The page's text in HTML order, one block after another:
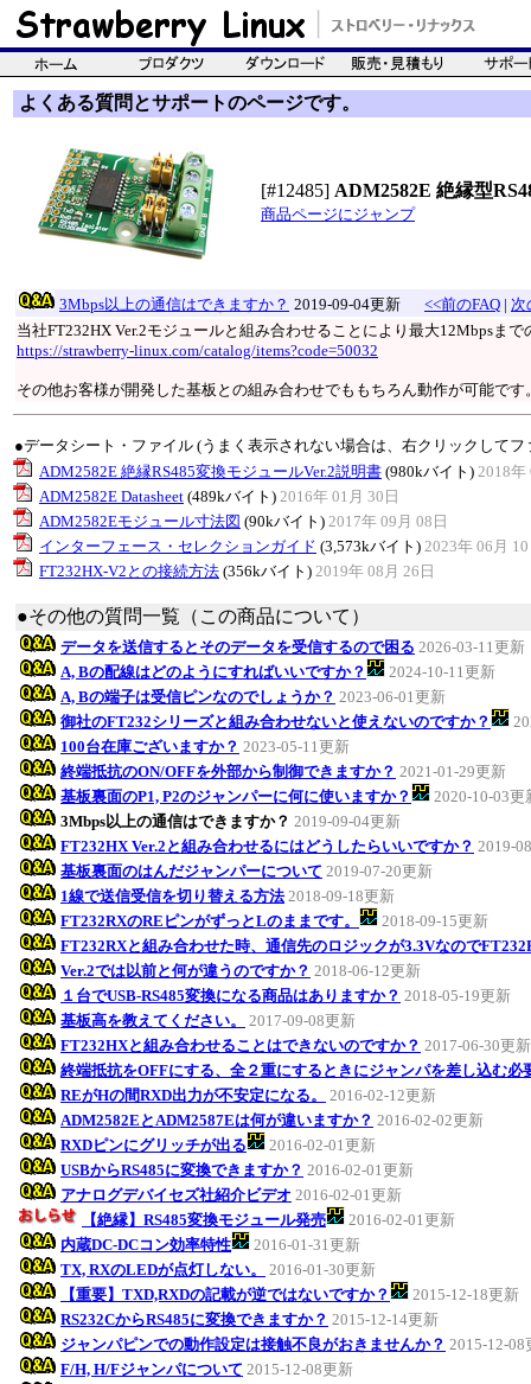
よくある質問とサポートのページです。
[#12485] ADM2582E 絶縁型
商品ページにジャンプ
3Mbps以上の通信はできますか？ 2019-09-04更新 <<前のFAQ | 次
当社FT232HX Ver.2モジュールと組み合わせることにより最大12Mbpsま
https://strawberry-linux.com/catalog/items?code=50032
その他お客様が開発した基板との組み合わせでももちろん動作が可能で
●データシート・ファイル (うまく表示されない場合は、右クリックして
ADM2582E 絶縁RS485変換モジュールVer.2説明書 (980kバイト) 2018年
ADM2582E Datasheet (489kバイト) 2016年 01月 30日
ADM2582Eモジュール寸法図 (90kバイト) 2017年 09月 08日
インターフェース・セレクションガイド (3,573kバイト) 2023年 06月
FT232HX-V2との接続方法 (356kバイト) 2019年 08月 26日
●その他の質問一覧（この商品について）
データを送信するとそのデータを受信するので困る 2026-03-11更新
A, Bの配線はどのようにすればいいですか？
2024-10-11更新
A, Bの端子は受信ピンなのでしょうか？ 2023-06-01更新
御社のFT232シリーズと組み合わせないと使えないのですか？
100台在庫ございますか？ 2023-05-11更新
終端抵抗のON/OFFを外部から制御できますか？ 2021-01-29更新
基板裏面のP1, P2のジャンパーに何に使いますか？
2020-10-03更
3Mbps以上の通信はできますか？ 2019-09-04更新
FT232HX Ver.2と組み合わせるにはどうしたらいいですか？ 2019-
基板裏面のはんだジャンパーについて 2019-07-20更新
1線で送信受信を切り替える方法 2018-09-18更新
FT232RXのREピンがずっとLのままです。
2018-09-15更新
FT232RXと組み合わせた時、通信先のロジックが3.3Vなので
Ver.2では以前と何が違うのですか？ 2018-06-12更新
１台でUSB-RS485変換になる商品はありますか？ 2018-05-19更新
基板高を教えてください。
2017-09-08更新
FT232HXと組み合わせることはできないのですか？ 2017-06-30更新
終端抵抗をOFFにする、全２重にするときにジャンパを差し込む必
REがHの間RXD出力が不安定になる。
2016-02-12更新
ADM2582EとADM2587Eは何が違いますか？ 2016-02-02更新
RXDピンにグリッチが出る
2016-02-01更新
USBからRS485に変換できますか？ 2016-02-01更新
アナログデバイセズ社紹介ビデオ 2016-02-01更新
【絶縁】RS485変換モジュール発売
2016-02-01更新
内蔵DC-DCコン効率特性
2016-01-31更新
TX, RXのLEDが点灯しない。
2016-01-30更新
【重要】TXD,RXDの記載が逆ではないですか？
2015-12-18更新
RS232CからRS485に変換できますか？ 2015-12-14更新
ジャンパピンでの動作設定は接触不良がおきませんか？ 2015-12-08
F/H, H/Fジャンパについて 2015-12-08更新